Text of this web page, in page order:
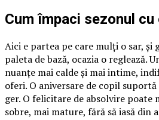
Cum împaci sezonul cu
Aici e partea pe care mulți o sar, și
paleta de bază, ocazia o reglează.
nuanțe mai calde și mai intime,
oferi. O aniversare de copil
ger. O felicitare de absolvire poate
sobre, mai mature, fără să iasă din